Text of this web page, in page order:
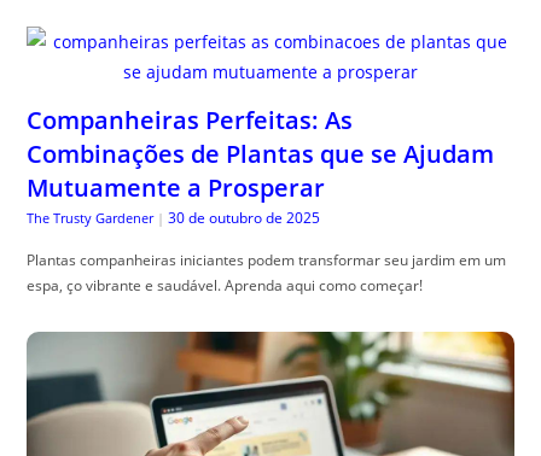
Companheiras Perfeitas: As
Combinações de Plantas que se Ajudam
Mutuamente a Prosperar
The Trusty Gardener | 30 de outubro de 2025
Plantas companheiras iniciantes podem transformar seu jardim em um
espa, ço vibrante e saudável. Aprenda aqui como começar!